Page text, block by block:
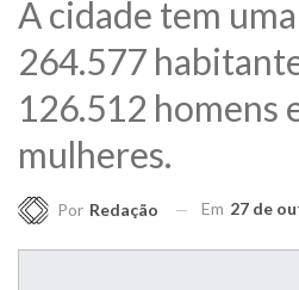
A cidade tem
264.577
126.512 homens
mulheres.
Por Redação Em 27 de